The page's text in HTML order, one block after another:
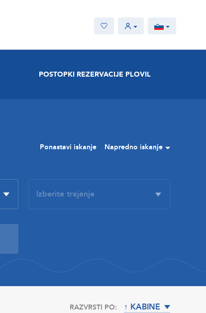
POSTOPKI REZERVACIJE PLOVIL
Ponastavi iskanje Napredno iskanje
RAZVRSTI PO: ↑ KABINE